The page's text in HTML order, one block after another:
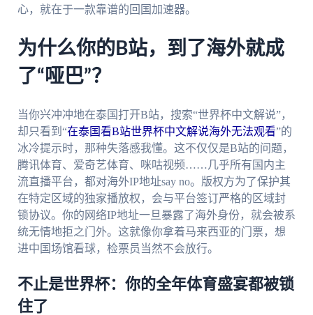
心，就在于一款靠谱的回国加速器。
为什么你的B站，到了海外就成
了“哑巴”？
当你兴冲冲地在泰国打开B站，搜索“世界杯中文解说”，
却只看到“在泰国看B站世界杯中文解说海外无法观看”的
冰冷提示时，那种失落感我懂。这不仅仅是B站的问题，
腾讯体育、爱奇艺体育、咪咕视频……几乎所有国内主
流直播平台，都对海外IP地址say no。版权方为了保护其
在特定区域的独家播放权，会与平台签订严格的区域封
锁协议。你的网络IP地址一旦暴露了海外身份，就会被系
统无情地拒之门外。这就像你拿着马来西亚的门票，想
进中国场馆看球，检票员当然不会放行。
不止是世界杯：你的全年体育盛宴都被锁
住了